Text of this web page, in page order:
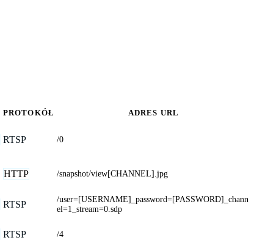
PROTOKÓŁ ADRES URL
RTSP /0
HTTP /snapshot/view[CHANNEL].jpg
RTSP
/user=[USERNAME]_password=[PASSWORD]_chann
el=1_stream=0.sdp
RTSP /4